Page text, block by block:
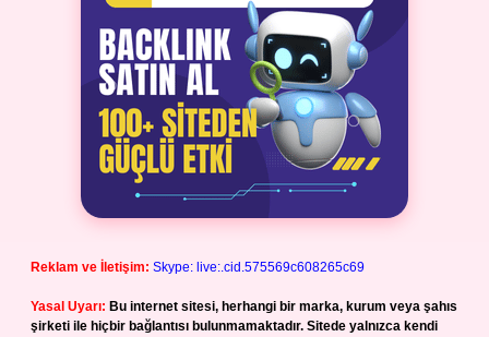
Reklam ve İletişim: Skype: live:.cid.575569c608265c69
Yasal Uyarı: Bu internet sitesi, herhangi bir marka, kurum veya şahıs
şirketi ile hiçbir bağlantısı bulunmamaktadır. Sitede yalnızca kendi